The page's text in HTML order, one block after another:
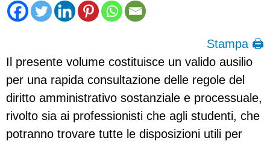
Stampa 🖨
Il presente volume costituisce un valido ausilio
per una rapida consultazione delle regole del
diritto amministrativo sostanziale e processuale,
rivolto sia ai professionisti che agli studenti, che
potranno trovare tutte le disposizioni utili per